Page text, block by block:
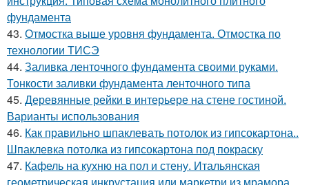
фундамента
43. Отмостка выше уровня фундамента. Отмостка по
технологии ТИСЭ
44. Заливка ленточного фундамента своими руками.
Тонкости заливки фундамента ленточного типа
45. Деревянные рейки в интерьере на стене гостиной.
Варианты использования
46. Как правильно шпаклевать потолок из гипсокартона..
Шпаклевка потолка из гипсокартона под покраску
47. Кафель на кухню на пол и стену. Итальянская